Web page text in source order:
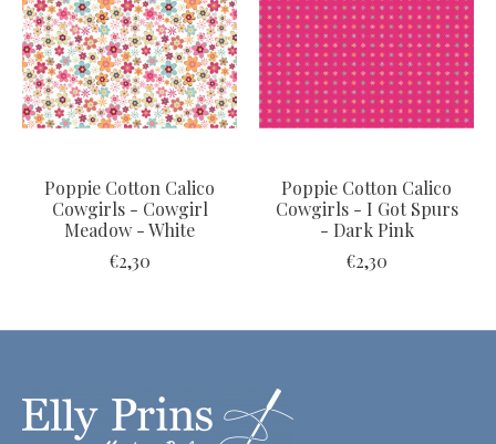
Poppie Cotton Calico
Cowgirls - Cowgirl
Meadow - White
€2,30
Poppie Cotton Calico
Cowgirls - I Got Spurs
- Dark Pink
€2,30